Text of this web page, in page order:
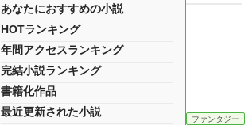
ファンタジー
あなたにおすすめの小説
HOTランキング
年間アクセスランキング
完結小説ランキング
書籍化作品
最近更新された小説